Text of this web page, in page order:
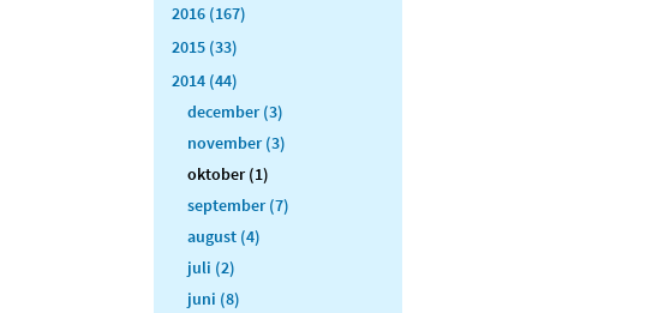
2016 (167)
2015 (33)
2014 (44)
december (3)
november (3)
oktober (1)
september (7)
august (4)
juli (2)
juni (8)